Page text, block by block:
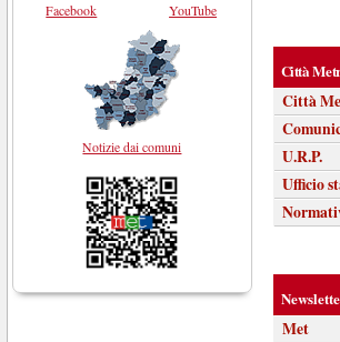
Facebook YouTube
Notizie dai comuni
Città
Città
U.R.P.
Ufficio
Met